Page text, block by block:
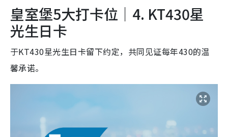
皇室堡5大打卡位｜4. KT430星
光生日卡
于KT430星光生日卡留下约定，共同见证每年430的温
馨承诺。